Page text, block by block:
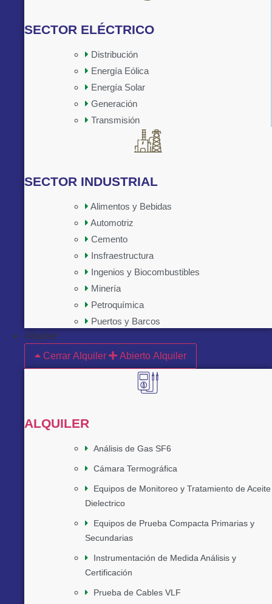
SECTOR ELÉCTRICO
Distribución
Energía Eólica
Energía Solar
Generación
Transmisión
Implementado por:
SECTOR INDUSTRIAL
Alimentos y Bebidas
Automotriz
Cemento
Insfraestructura
Ingenios y Biocombustibles
Minería
Petroquímica
Puertos y Barcos
Alquiler
Cerrar Alquiler
Abierto Alquiler
ALQUILER
Análisis de Gas SF6
Cámara Termográfica
Equipos de Monitoreo y Tratamiento de Aceite
Dielectrico
Equipos de Prueba Compacta Primarias y
Secundarias
Instrumentación de Medida Análisis y
Certificación
Prueba de Cables VLF